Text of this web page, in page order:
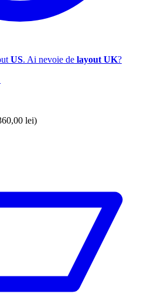
US. Ai nevoie de layout UK?
lei)